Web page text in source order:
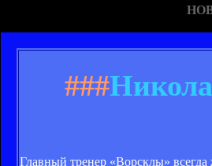
###
Главный тренер «Ворсклы» всегда